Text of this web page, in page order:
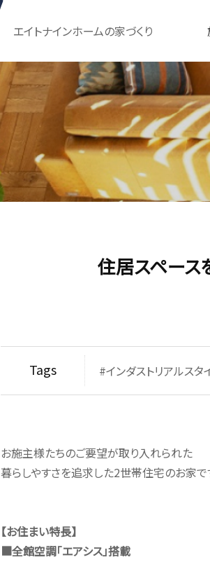
エイトナインホームの家づくり
住居スペース
Tags #インダストリアルスタ
お施主様たちのご要望が取り入れられた
暮らしやすさを追求した2世帯住宅のお家で
【お住まい特長】
■全館空調「エアシス」搭載